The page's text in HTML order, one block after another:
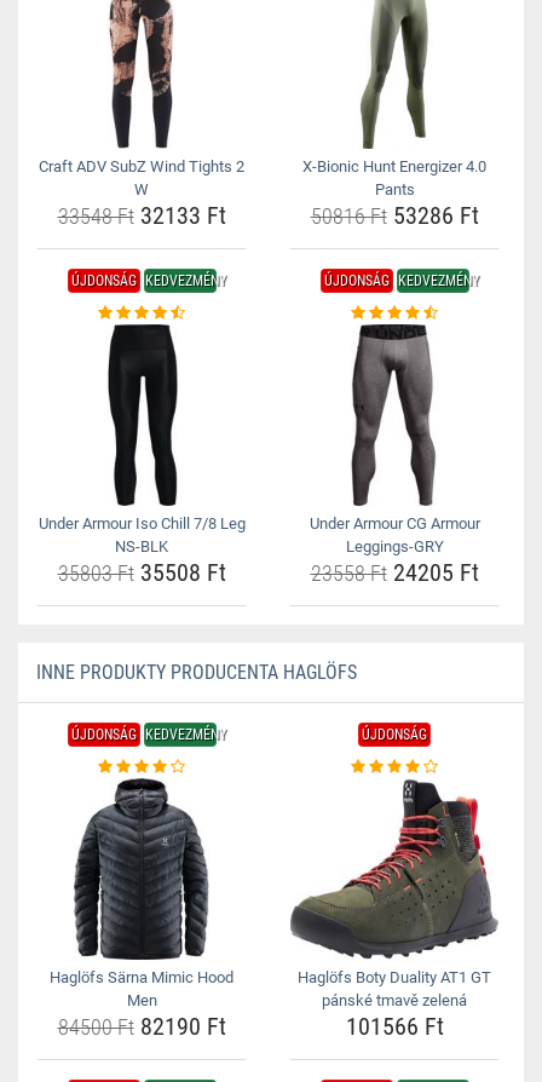
Craft ADV SubZ Wind Tights 2
W
33548 Ft32133 Ft
X-Bionic Hunt Energizer 4.0
Pants
50816 Ft53286 Ft
ÚJDONSÁG KEDVEZMÉNY
Under Armour Iso Chill 7/8 Leg
NS-BLK
35803 Ft35508 Ft
ÚJDONSÁG KEDVEZMÉNY
Under Armour CG Armour
Leggings-GRY
23558 Ft24205 Ft
INNE PRODUKTY PRODUCENTA HAGLÖFS
ÚJDONSÁG KEDVEZMÉNY
Haglöfs Särna Mimic Hood
Men
84500 Ft82190 Ft
ÚJDONSÁG
Haglöfs Boty Duality AT1 GT
pánské tmavě zelená
101566 Ft